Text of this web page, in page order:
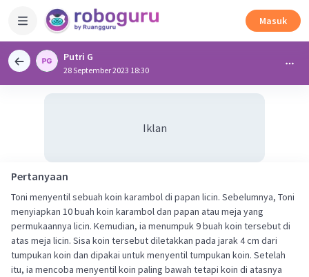
Masuk
Putri G
28 September 2023 18:30
Iklan
Pertanyaan
Toni menyentil sebuah koin karambol di papan licin. Sebelumnya, Toni
menyiapkan 10 buah koin karambol dan papan atau meja yang
permukaannya licin. Kemudian, ia menumpuk 9 buah koin tersebut di
atas meja licin. Sisa koin tersebut diletakkan pada jarak 4 cm dari
tumpukan koin dan dipakai untuk menyentil tumpukan koin. Setelah
itu, ia mencoba menyentil koin paling bawah tetapi koin di atasnya